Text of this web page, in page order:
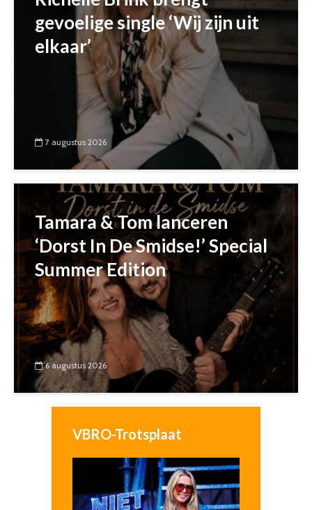
gevoelige single ‘Wij zijn uit
elkaar’
7 augustus 2026
Tamara & Tom lanceren
‘Dorst In De Smidse!’ Special
Summer Edition
6 augustus 2026
VBRO-Trotsplaat